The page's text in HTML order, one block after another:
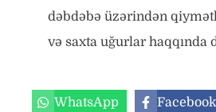
dəbdəbə üzərindən
və saxta uğurlar
WhatsApp Facebook